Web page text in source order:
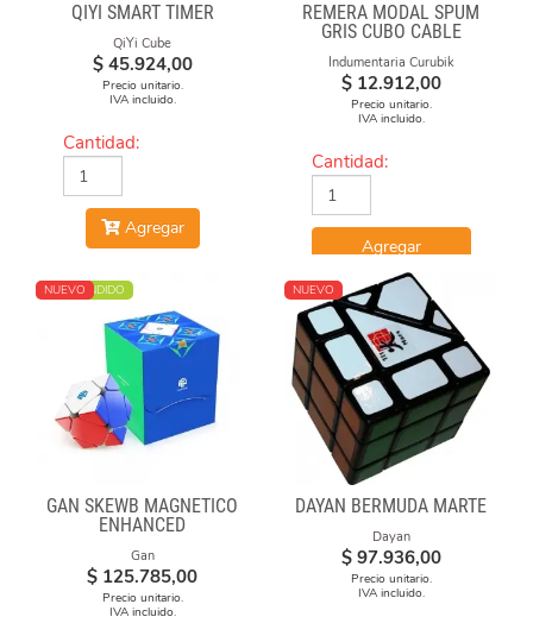
QIYI SMART TIMER
QiYi Cube
$ 45.924,00
Precio unitario.
IVA incluido.
Cantidad:
Agregar
REMERA MODAL SPUM
GRIS CUBO CABLE
Indumentaria Curubik
$ 12.912,00
Precio unitario.
IVA incluido.
Cantidad:
Agregar
MÁS VENDIDO
NUEVO
GAN SKEWB MAGNETICO
ENHANCED
Gan
$ 125.785,00
Precio unitario.
IVA incluido.
NUEVO
DAYAN BERMUDA MARTE
Dayan
$ 97.936,00
Precio unitario.
IVA incluido.